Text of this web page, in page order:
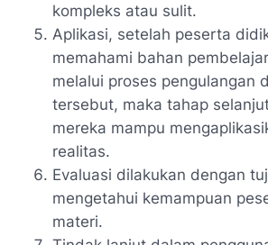
kompleks atau sulit.
Aplikasi, setelah peserta
memahami bahan
melalui proses pengulangan
tersebut, maka tahap
mereka mampu
realitas.
Evaluasi dilakukan dengan
mengetahui kemampuan
materi.